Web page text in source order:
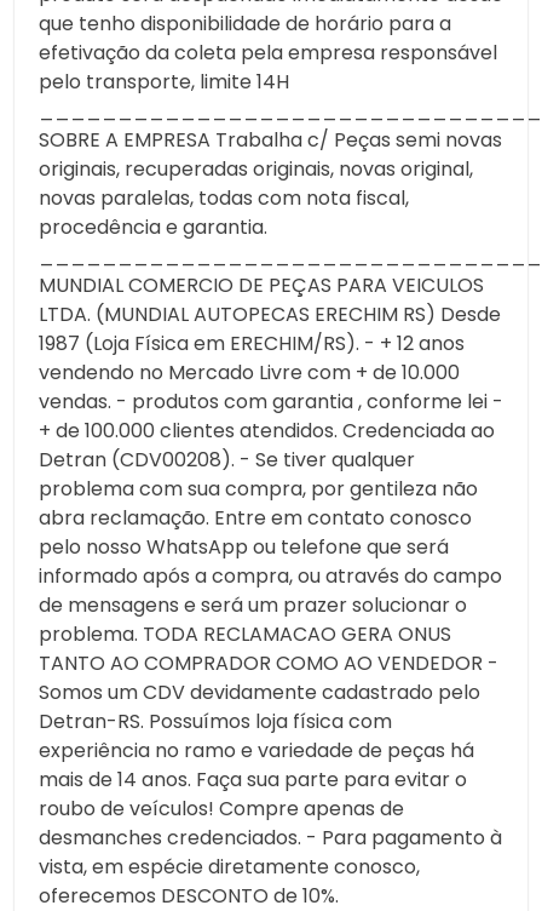
que tenho disponibilidade de horário para a
efetivação da coleta pela empresa responsável
pelo transporte, limite 14H
SOBRE A EMPRESA Trabalha c/ Peças semi novas
originais, recuperadas originais, novas original,
novas paralelas, todas com nota fiscal,
procedência e garantia.
MUNDIAL COMERCIO DE PEÇAS PARA VEICULOS
LTDA. (MUNDIAL AUTOPECAS ERECHIM RS) Desde
1987 (Loja Física em ERECHIM/RS). - + 12 anos
vendendo no Mercado Livre com + de 10.000
vendas. - produtos com garantia , conforme lei -
+ de 100.000 clientes atendidos. Credenciada ao
Detran (CDV00208). - Se tiver qualquer
problema com sua compra, por gentileza não
abra reclamação. Entre em contato conosco
pelo nosso WhatsApp ou telefone que será
informado após a compra, ou através do campo
de mensagens e será um prazer solucionar o
problema. TODA RECLAMACAO GERA ONUS
TANTO AO COMPRADOR COMO AO VENDEDOR -
Somos um CDV devidamente cadastrado pelo
Detran-RS. Possuímos loja física com
experiência no ramo e variedade de peças há
mais de 14 anos. Faça sua parte para evitar o
roubo de veículos! Compre apenas de
desmanches credenciados. - Para pagamento à
vista, em espécie diretamente conosco,
oferecemos DESCONTO de 10%.